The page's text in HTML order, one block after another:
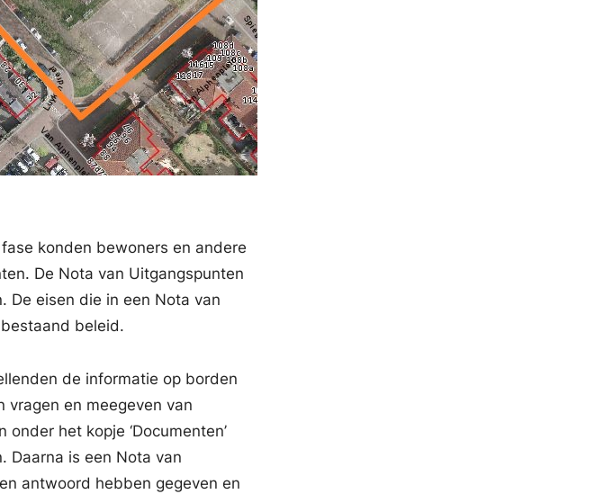
konden bewoners en andere
De Nota van Uitgangspunten
De eisen die in een Nota van
beleid.
de informatie op borden
vragen en meegeven van
het kopje ‘Documenten’
Daarna is een Nota van
antwoord hebben gegeven en